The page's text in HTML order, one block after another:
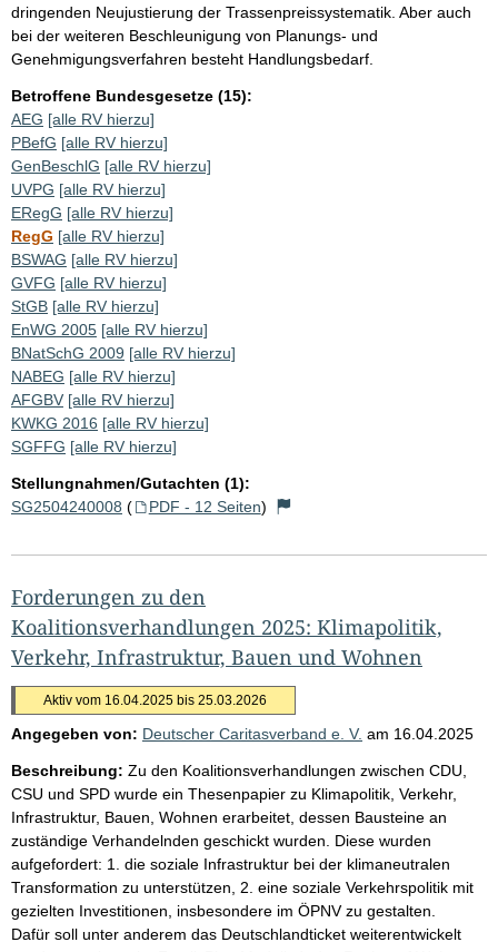
dringenden Neujustierung der Trassenpreissystematik. Aber auch
bei der weiteren Beschleunigung von Planungs- und
Genehmigungsverfahren besteht Handlungsbedarf.
Betroffene Bundesgesetze (15):
AEG [alle RV hierzu]
PBefG [alle RV hierzu]
GenBeschlG [alle RV hierzu]
UVPG [alle RV hierzu]
ERegG [alle RV hierzu]
RegG [alle RV hierzu]
BSWAG [alle RV hierzu]
GVFG [alle RV hierzu]
StGB [alle RV hierzu]
EnWG 2005 [alle RV hierzu]
BNatSchG 2009 [alle RV hierzu]
NABEG [alle RV hierzu]
AFGBV [alle RV hierzu]
KWKG 2016 [alle RV hierzu]
SGFFG [alle RV hierzu]
Stellungnahmen/Gutachten (1):
SG2504240008 ( PDF - 12 Seiten)
Forderungen zu den
Koalitionsverhandlungen 2025: Klimapolitik,
Verkehr, Infrastruktur, Bauen und Wohnen
Aktiv vom 16.04.2025 bis 25.03.2026
Angegeben von: Deutscher Caritasverband e. V. am 16.04.2025
Beschreibung: Zu den Koalitionsverhandlungen zwischen CDU,
CSU und SPD wurde ein Thesenpapier zu Klimapolitik, Verkehr,
Infrastruktur, Bauen, Wohnen erarbeitet, dessen Bausteine an
zuständige Verhandelnden geschickt wurden. Diese wurden
aufgefordert: 1. die soziale Infrastruktur bei der klimaneutralen
Transformation zu unterstützen, 2. eine soziale Verkehrspolitik mit
gezielten Investitionen, insbesondere im ÖPNV zu gestalten.
Dafür soll unter anderem das Deutschlandticket weiterentwickelt